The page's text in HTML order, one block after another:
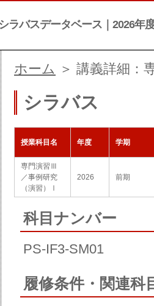
シラバスデータベース｜2026年
ホーム ＞ 講義詳細
シラバス
授業科目名 年度 学期
専門演習Ⅲ
／事例研究
（演習）Ⅰ
2026 前期
科目ナンバー
PS-IF3-SM01
履修条件・関連科